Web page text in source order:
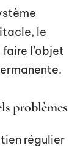
le
l’objet
problèmes
régulier